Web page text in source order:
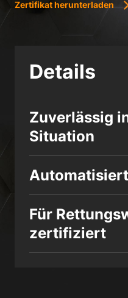
Zertifikat herunterladen
Details
Zuverlässig
Situation
Für
zertifiziert